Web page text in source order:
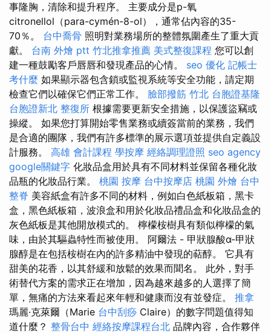
事隆胸，清除和提升程序。 主要成分是p-氧
citronellol（para-cymén-8-ol），通常佔內容的35-
70％。 台中喬骨 照明對業務場所的整體氛圍產生了重大貢
獻。 台南 外燴 ptt 竹北推拿推薦 美式整復課程 您可以創
建一種鼓勵客戶唇唇和發現產品的心情。 seo 優化 記帳士
考什麼 如果顯示器包含鎖或監視系統等安全功能，請定期
檢查它們以確保它們正常工作。 臉部撥筋 竹北 台胞證基隆
台胞證新北 整復所 根據需要更新安全措施，以保護盜竊或
操縱。 如果您打算開始零售業務或續簽當前的業務，我們
是合適的團隊，我們有許多標準的展示選項並提供自定義設
計服務。 高雄 會計課程 學按摩 經絡調理證照 seo agency
google關鍵字 化妝品盒用於具有不同材料並保留各種化妝
品瓶的化妝品行業。 桃園 按摩 台中按摩店 桃園 外燴 台中
整脊 美容紙盒有許多不同的材料，例如白色紙板箱，黑卡
盒，黑色紙板箱，波浪盒和用於化妝品禮品盒和化妝品盒的
灰色紙板是其他開放模式的。 檸檬桉樹具有類似檸檬的氣
味，由於其驅蟲特性而被使用。 阿爾法 - 甲狀腺酸α-甲狀
腺醇是在包括桉樹在內的許多精油中發現的萜醇。 它具有
甜美的花香，以其舒緩和放鬆的效果而聞名。 此外，對手
術替代方案的需求正在增加，因為越來越多的人選擇了簡
單，無痛的方法來看起來年輕和健康而沒有並發症。 推拿
瑪麗·克萊爾（Marie 台中刮痧 Claire）的數字問題值得知
道什麼？ 整骨台中 經絡按摩課程台北 品牌內容，合作夥伴